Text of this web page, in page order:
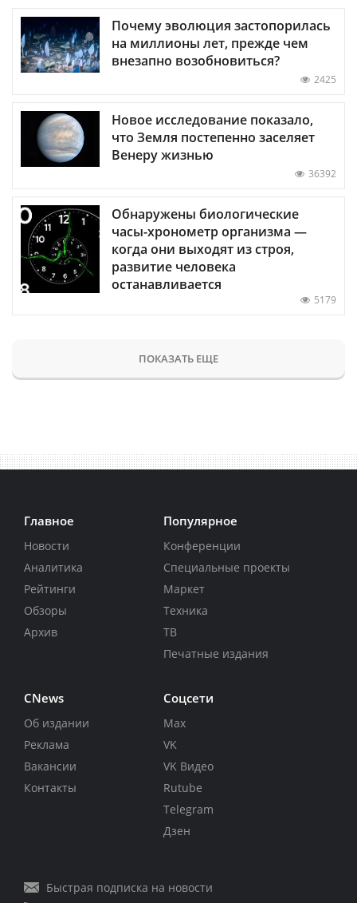
Почему эволюция застопорилась
на миллионы лет, прежде чем
внезапно возобновиться?
2425
Новое исследование показало,
что Земля постепенно заселяет
Венеру жизнью
36392
Обнаружены биологические
часы-хронометр организма —
когда они выходят из строя,
развитие человека
останавливается
5179
ПОКАЗАТЬ ЕЩЕ
Главное
Новости
Аналитика
Рейтинги
Обзоры
Архив
Популярное
Конференции
Специальные проекты
Маркет
Техника
ТВ
Печатные издания
CNews
Об издании
Реклама
Вакансии
Контакты
Соцсети
Max
VK
VK Видео
Rutube
Telegram
Дзен
Быстрая подписка на новости